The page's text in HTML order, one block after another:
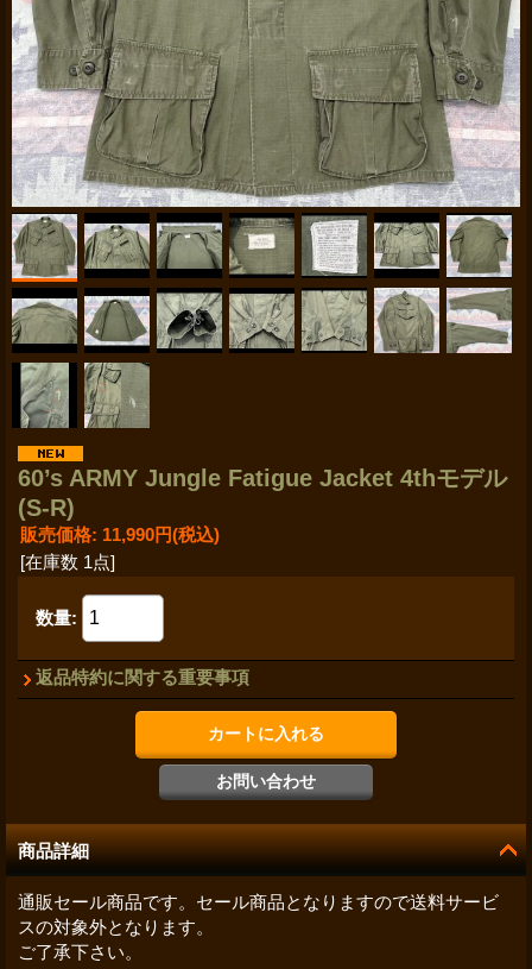
60’s ARMY Jungle Fatigue Jacket 4thモデル
(S-R)
販売価格: 11,990円(税込)
[在庫数 1点]
数量:
返品特約に関する重要事項
商品詳細
通販セール商品です。セール商品となりますので送料サービ
スの対象外となります。
ご了承下さい。